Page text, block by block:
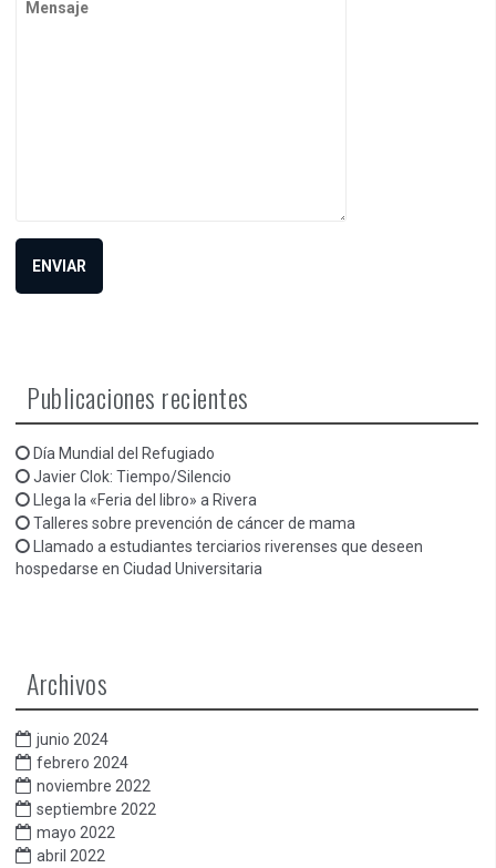
Publicaciones recientes
Día Mundial del Refugiado
Javier Clok: Tiempo/Silencio
Llega la «Feria del libro» a Rivera
Talleres sobre prevención de cáncer de mama
Llamado a estudiantes terciarios riverenses que deseen
hospedarse en Ciudad Universitaria
Archivos
junio 2024
febrero 2024
noviembre 2022
septiembre 2022
mayo 2022
abril 2022